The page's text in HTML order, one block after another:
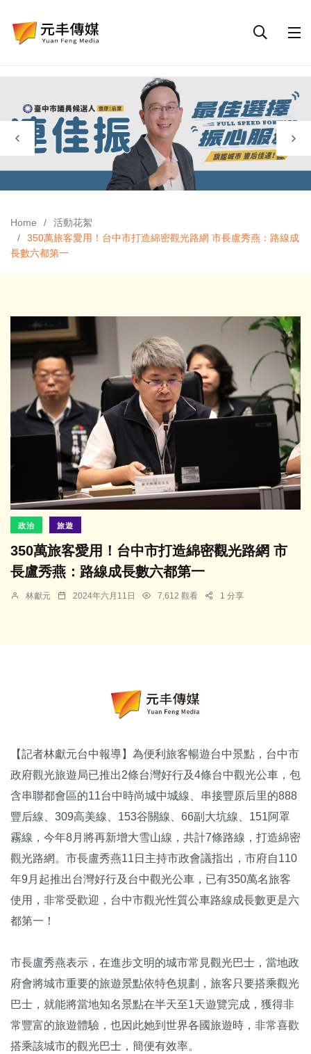
Home
活動花絮
350萬旅客愛用！台中市打造綿密觀光路網 市長盧秀燕：路線成
長數六都第一
政治 旅遊
350萬旅客愛用！台中市打造綿密觀光路網 市
長盧秀燕：路線成長數六都第一
林獻元 2024年六月11日 7,612 觀看 1 分享
【記者林獻元台中報導】為便利旅客暢遊台中景點，台中市
政府觀光旅遊局已推出2條台灣好行及4條台中觀光公車，包
含串聯都會區的11台中時尚城中城線、串接豐原后里的888
豐后線、309高美線、153谷關線、66副大坑線、151阿罩
霧線，今年8月將再新增大雪山線，共計7條路線，打造綿密
觀光路網。市長盧秀燕11日主持市政會議指出，市府自110
年9月起推出台灣好行及台中觀光公車，已有350萬名旅客
使用，非常受歡迎，台中市觀光性質公車路線成長數更是六
都第一！
市長盧秀燕表示，在進步文明的城市常見觀光巴士，當地政
府會將城市重要的旅遊景點依特色規劃，旅客只要搭乘觀光
巴士，就能將當地知名景點在半天至1天遊覽完成，獲得非
常豐富的旅遊體驗，也因此她到世界各國旅遊時，非常喜歡
搭乘該城市的觀光巴士，簡便有效率。